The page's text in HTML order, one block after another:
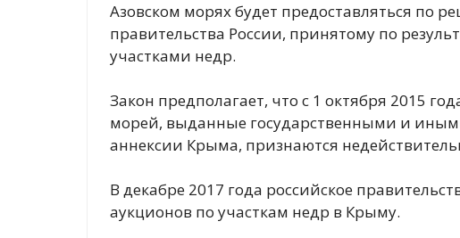
Азовском морях будет предоставляться по
правительства России, принятому по
участками недр.
Закон предполагает, что с 1 октября 2015
морей, выданные государственными и
аннексии Крыма, признаются
В декабре 2017 года российское
аукционов по участкам недр в Крыму.